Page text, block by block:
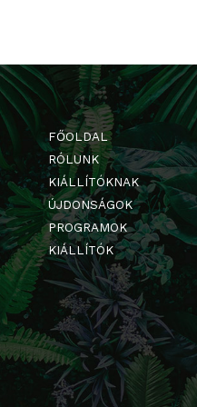
FŐOLDAL
RÓLUNK